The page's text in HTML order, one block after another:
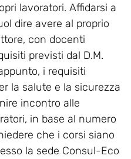
lavoratori. Affidarsi a
dire avere al proprio
con docenti
previsti dal D.M.
i requisiti
la salute e la sicurezza
incontro alle
in base al numero
che i corsi siano
la sede Consul-Eco